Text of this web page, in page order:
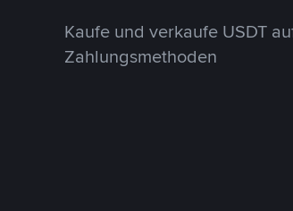
Kaufe und verkaufe USDT
Zahlungsmethoden